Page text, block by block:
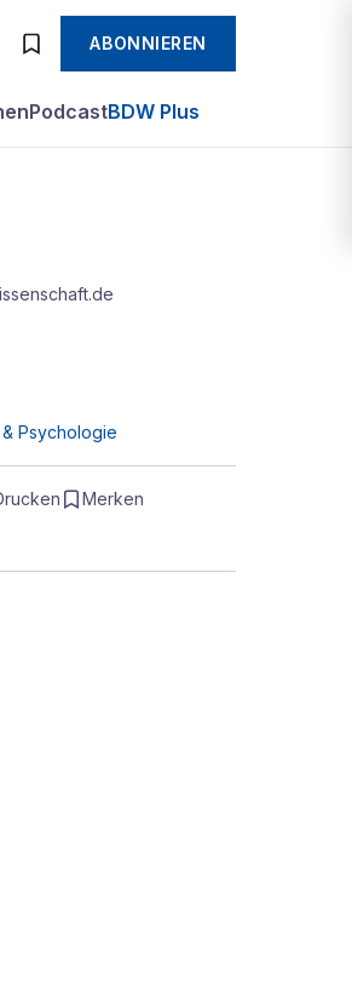
ABONNIEREN
PodcastBDW Plus
Psychologie
Merken